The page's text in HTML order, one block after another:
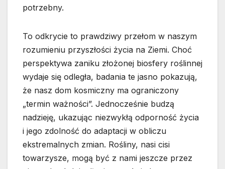
potrzebny.
To odkrycie to prawdziwy przełom w naszym
rozumieniu przyszłości życia na Ziemi. Choć
perspektywa zaniku złożonej biosfery roślinnej
wydaje się odległa, badania te jasno pokazują,
że nasz dom kosmiczny ma ograniczony
„termin ważności”. Jednocześnie budzą
nadzieję, ukazując niezwykłą odporność życia
i jego zdolność do adaptacji w obliczu
ekstremalnych zmian. Rośliny, nasi cisi
towarzysze, mogą być z nami jeszcze przez